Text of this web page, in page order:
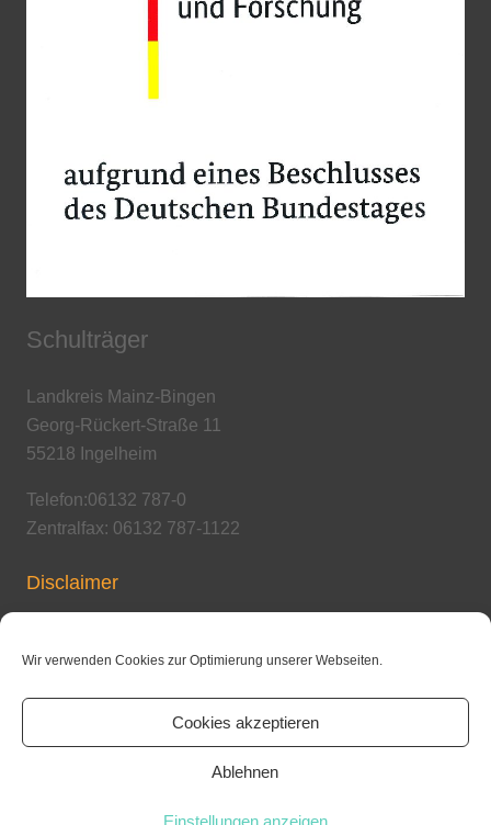
Wir verwenden Cookies zur Optimierung unserer Webseiten.
Cookies akzeptieren
Ablehnen
Einstellungen anzeigen
Schulträger
Landkreis Mainz-Bingen
Georg-Rückert-Straße 11
55218 Ingelheim
Telefon:06132 787-0
Zentralfax: 06132 787-1122
Disclaimer
Copyright / Urheberrecht
Datenschutzerklärung
© Kaiserpfalz-Realschule plus Ingelheim